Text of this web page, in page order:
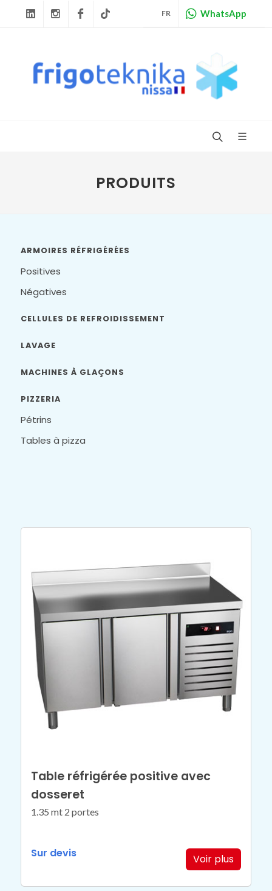
LinkedinInstagramFacebook FR WhatsApp
PRODUITS
Table réfrigérée positive avec
dosseret
1.35 mt 2 portes
Sur devis Voir plus
ARMOIRES RÉFRIGÉRÉES
Positives
Négatives
CELLULES DE REFROIDISSEMENT
LAVAGE
MACHINES À GLAÇONS
PIZZERIA
Pétrins
Tables à pizza